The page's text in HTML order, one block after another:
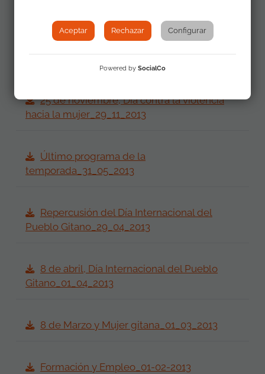
Navidad gitana_20_12_2013
25 de noviembre, Día contra la violencia
hacia la mujer_29_11_2013
Último programa de la
temporada_31_05_2013
Repercusión del Día Internacional del
Pueblo Gitano_29_04_2013
8 de abril, Día Internacional del Pueblo
Gitano_01_04_2013
8 de Marzo y Mujer gitana_01_03_2013
Formación y Empleo_01-02-2013
Aceptar Rechazar Configurar
Powered by SocialCo